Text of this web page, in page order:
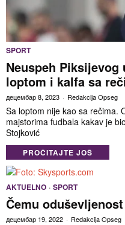
SPORT
Neuspeh
loptom i kalfa sa
децембар 8, 2023 Redakcija Opseg
Sa loptom nije kao sa rečima.
majstorima fudbala kakav je
Stojković
PROČITAJTE JOŠ
AKTUELNO · SPORT
Čemu
децембар 19, 2022 Redakcija Opseg